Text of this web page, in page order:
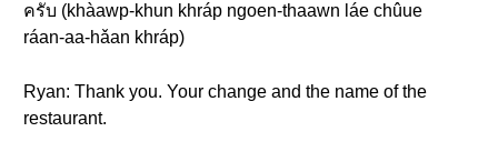
ครับ (khàawp-khun khráp ngoen-thaawn láe chûue
ráan-aa-hǎan khráp)
Ryan: Thank you. Your change and the name of the
restaurant.